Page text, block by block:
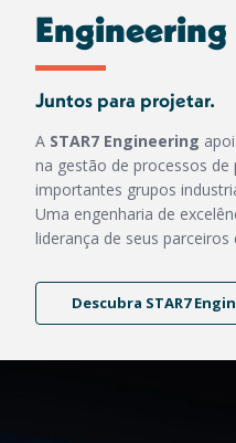
Engineering
Juntos para projetar.
A STAR7 Engineering
na gestão de processos
importantes grupos
Uma engenharia de
liderança de seus
Descubra STAR7